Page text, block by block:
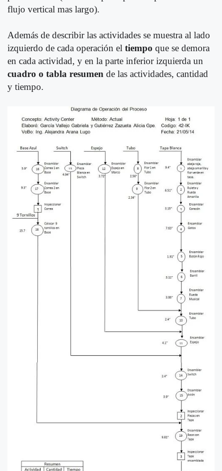
flujo vertical mas largo).
Además de describir las actividades se muestra al lado
izquierdo de cada operación el tiempo que se demora
en cada actividad, y en la parte inferior izquierda un
cuadro o tabla resumen de las actividades, cantidad
y tiempo.